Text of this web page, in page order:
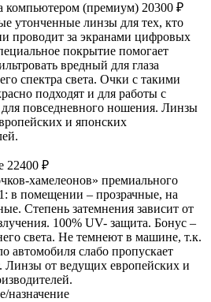
компьютером (премиум) 20300 ₽
утонченные линзы для тех, кто
проводит за экранами цифровых
покрытие помогает
вредный для глаза
спектра света. Очки с такими
подходят и для работы с
повседневного ношения. Линзы
и японских
22400 ₽
хамелеонов» премиального
в помещении – прозрачные, на
Степень затемнения зависит от
100% UV- защита. Бонус –
света. Не темнеют в машине, т.к.
автомобиля слабо пропускает
Линзы от ведущих европейских и
назначение